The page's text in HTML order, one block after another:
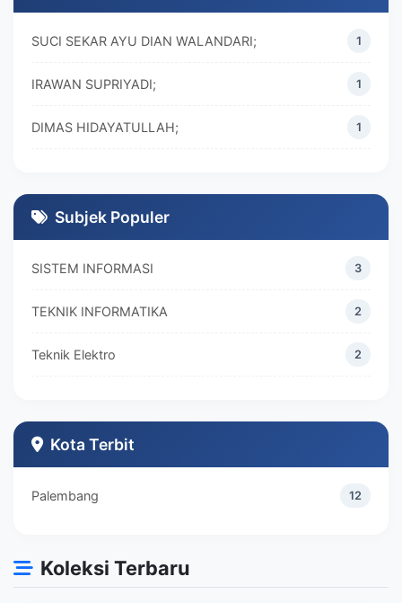
SUCI SEKAR AYU DIAN WALANDARI; 1
IRAWAN SUPRIYADI; 1
DIMAS HIDAYATULLAH; 1
DIVA MARISKA;
Subjek Populer
SISTEM INFORMASI 3
TEKNIK INFORMATIKA 2
Teknik Elektro 2
Teknik Industri
Kota Terbit
Palembang 12
Koleksi Terbaru